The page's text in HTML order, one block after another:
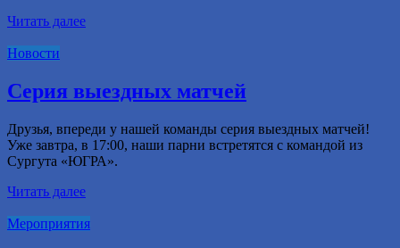
Читать далее
Новости
Серия выездных матчей
Друзья, впереди у нашей команды серия выездных матчей!
Уже завтра, в 17:00, наши парни встретятся с командой из
Сургута «ЮГРА».
Читать далее
Мероприятия